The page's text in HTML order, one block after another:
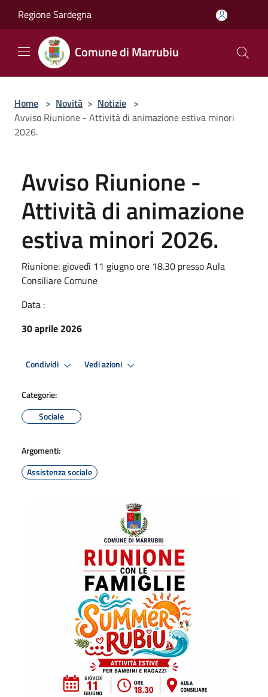
Regione Sardegna
Comune di Marrubiu
Home > Novità > Notizie >
Avviso Riunione - Attività di animazione estiva minori
2026.
Avviso Riunione -
Attività di animazione
estiva minori 2026.
Riunione: giovedì 11 giugno ore 18.30 presso Aula
Consiliare Comune
Data :
30 aprile 2026
Condividi Vedi azioni
Categorie:
Sociale
Argomenti:
Assistenza sociale